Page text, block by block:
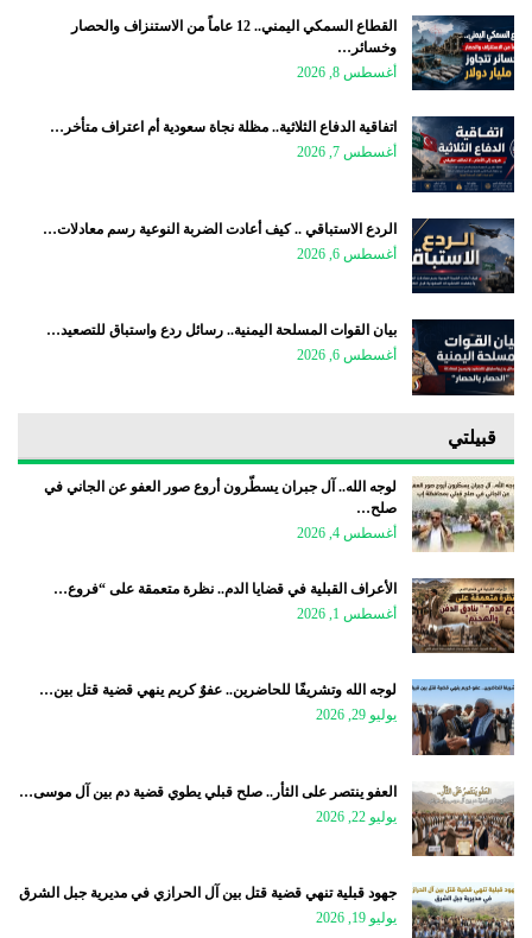
القطاع السمكي اليمني.. 12 عاماً من الاستنزاف والحصار
وخسائر…
أغسطس 8, 2026
اتفاقية الدفاع الثلاثية.. مظلة نجاة سعودية أم اعتراف متأخر…
أغسطس 7, 2026
الردع الاستباقي .. كيف أعادت الضربة النوعية رسم معادلات…
أغسطس 6, 2026
بيان القوات المسلحة اليمنية.. رسائل ردع واستباق للتصعيد…
أغسطس 6, 2026
قبيلتي
لوجه الله.. آل جبران يسطّرون أروع صور العفو عن الجاني في
صلح…
أغسطس 4, 2026
الأعراف القبلية في قضايا الدم.. نظرة متعمقة على “فروع…
أغسطس 1, 2026
لوجه الله وتشريفًا للحاضرين.. عفوٌ كريم ينهي قضية قتل بين…
يوليو 29, 2026
العفو ينتصر على الثأر.. صلح قبلي يطوي قضية دم بين آل موسى…
يوليو 22, 2026
جهود قبلية تنهي قضية قتل بين آل الحرازي في مديرية جبل الشرق
يوليو 19, 2026